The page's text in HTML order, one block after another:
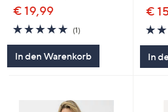
€ 19,99
5.0
von
(1)1
In den Warenkorb
€
In